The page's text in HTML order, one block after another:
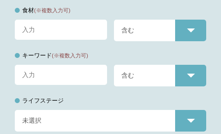
食材(※複数入力可)
キーワード(※複数入力可)
ライフステージ